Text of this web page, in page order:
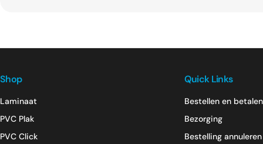
✔ Stijlvolle en slijtvaste afwerking
Shop
Laminaat
PVC Plak
PVC Click
Quick Links
Bestellen en betalen
Bezorging
Bestelling annuleren